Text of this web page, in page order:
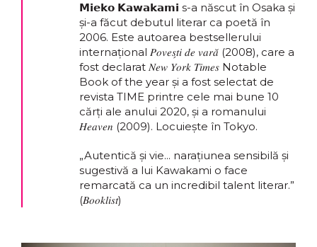
𝗠𝗶𝗲𝗸𝗼 𝗞𝗮𝘄𝗮𝗸𝗮𝗺𝗶 s-a născut în Osaka și
și-a făcut debutul literar ca poetă în
2006. Este autoarea bestsellerului
internațional 𝑃𝑜𝑣𝑒𝑠̗𝑡𝑖 𝑑𝑒 𝑣𝑎𝑟𝑎̆ (2008), care a
fost declarat 𝑁𝑒𝑤 𝑌𝑜𝑟𝑘 𝑇𝑖𝑚𝑒𝑠 Notable
Book of the year și a fost selectat de
revista TIME printre cele mai bune 10
cărți ale anului 2020, și a romanului
𝐻𝑒𝑎𝑣𝑒𝑛 (2009). Locuiește în Tokyo.
„Autentică și vie... narațiunea sensibilă și
sugestivă a lui Kawakami o face
remarcată ca un incredibil talent literar.”
(𝐵𝑜𝑜𝑘𝑙𝑖𝑠𝑡)